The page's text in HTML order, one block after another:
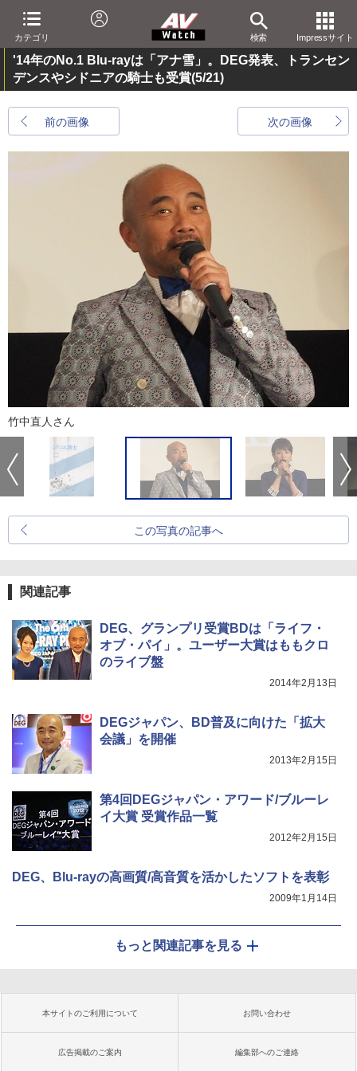
カテゴリ 検索 Impressサイト
'14年のNo.1 Blu-rayは「アナ雪」。DEG発表、トランセン
デンスやシドニアの騎士も受賞(5/21)
前の画像 次の画像
竹中直人さん
この写真の記事へ
関連記事
DEG、グランプリ受賞BDは「ライフ・
オブ・パイ」。ユーザー大賞はももクロ
のライブ盤
2014年2月13日
DEGジャパン、BD普及に向けた「拡大
会議」を開催
2013年2月15日
第4回DEGジャパン・アワード/ブルーレ
イ大賞 受賞作品一覧
2012年2月15日
DEG、Blu-rayの高画質/高音質を活かしたソフトを表彰
2009年1月14日
もっと関連記事を見る
本サイトのご利用について お問い合わせ
広告掲載のご案内 編集部へのご連絡